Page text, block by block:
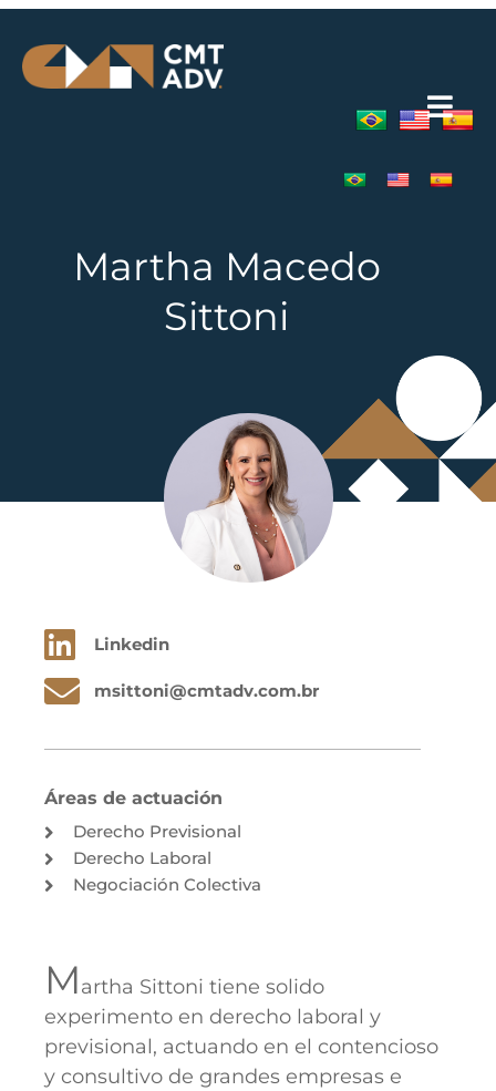
Martha Macedo
Sittoni
Linkedin
msittoni@cmtadv.com.br
Áreas de actuación
Derecho Previsional
Derecho Laboral
Negociación Colectiva
Martha Sittoni tiene solido
experimento en derecho laboral y
previsional, actuando en el contencioso
y consultivo de grandes empresas e